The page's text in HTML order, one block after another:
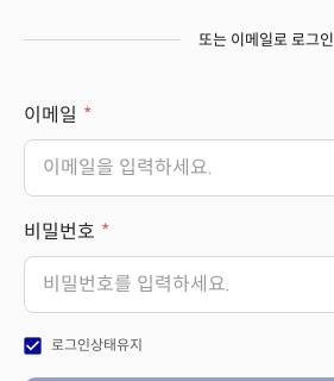
또는 이메일로 로그인
이메일
비밀번호
check_box 로그인상태유지